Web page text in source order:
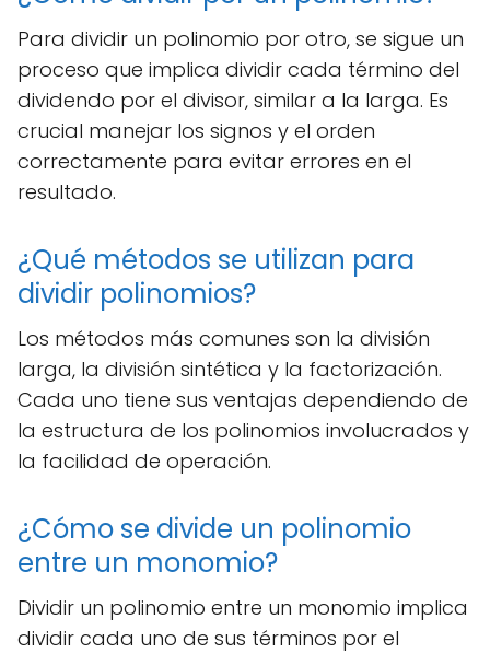
Para dividir un polinomio por otro, se sigue un
proceso que implica dividir cada término del
dividendo por el divisor, similar a la larga. Es
crucial manejar los signos y el orden
correctamente para evitar errores en el
resultado.
¿Qué métodos se utilizan para
dividir polinomios?
Los métodos más comunes son la división
larga, la división sintética y la factorización.
Cada uno tiene sus ventajas dependiendo de
la estructura de los polinomios involucrados y
la facilidad de operación.
¿Cómo se divide un polinomio
entre un monomio?
Dividir un polinomio entre un monomio implica
dividir cada uno de sus términos por el